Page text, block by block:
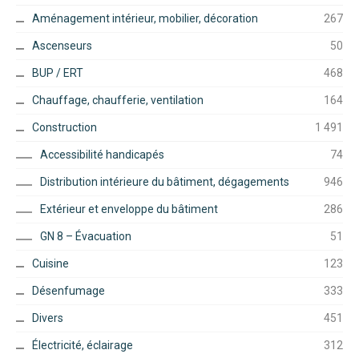
Aménagement intérieur, mobilier, décoration 267
Ascenseurs 50
BUP / ERT 468
Chauffage, chaufferie, ventilation 164
Construction 1 491
Accessibilité handicapés 74
Distribution intérieure du bâtiment, dégagements 946
Extérieur et enveloppe du bâtiment 286
GN 8 – Évacuation 51
Cuisine 123
Désenfumage 333
Divers 451
Électricité, éclairage 312